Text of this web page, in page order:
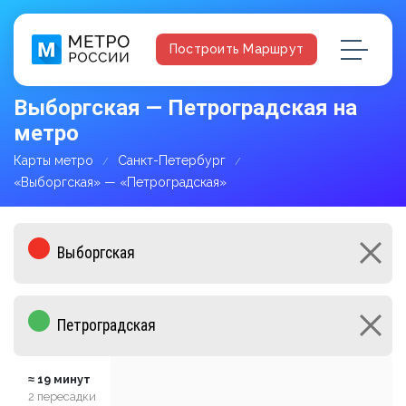
Построить Маршрут
Выборгская — Петроградская на
метро
Карты метро
Санкт-Петербург
«Выборгская» — «Петроградская»
≈ 19 минут
2 пересадки